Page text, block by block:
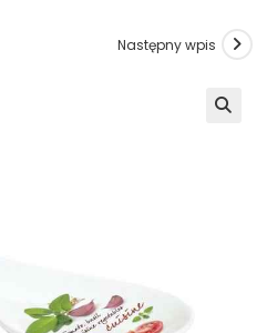
Następny wpis